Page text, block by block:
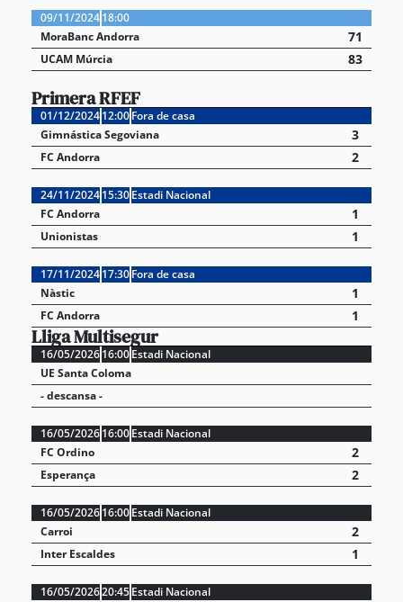
09/11/202418:00
MoraBanc Andorra
71
UCAM Múrcia 83
Primera RFEF
01/12/202412:00Fora de casa
Gimnástica Segoviana
3
FC Andorra 2
24/11/202415:30Estadi Nacional
FC Andorra
1
Unionistas 1
17/11/202417:30Fora de casa
Nàstic
1
FC Andorra 1
Lliga Multisegur
16/05/202616:00Estadi Nacional
UE Santa Coloma
- descansa -
16/05/202616:00Estadi Nacional
FC Ordino
2
Esperança 2
16/05/202616:00Estadi Nacional
Carroi
2
Inter Escaldes 1
16/05/202620:45Estadi Nacional